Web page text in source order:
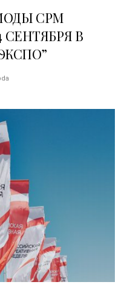
CPM
СЕНТЯБРЯ В